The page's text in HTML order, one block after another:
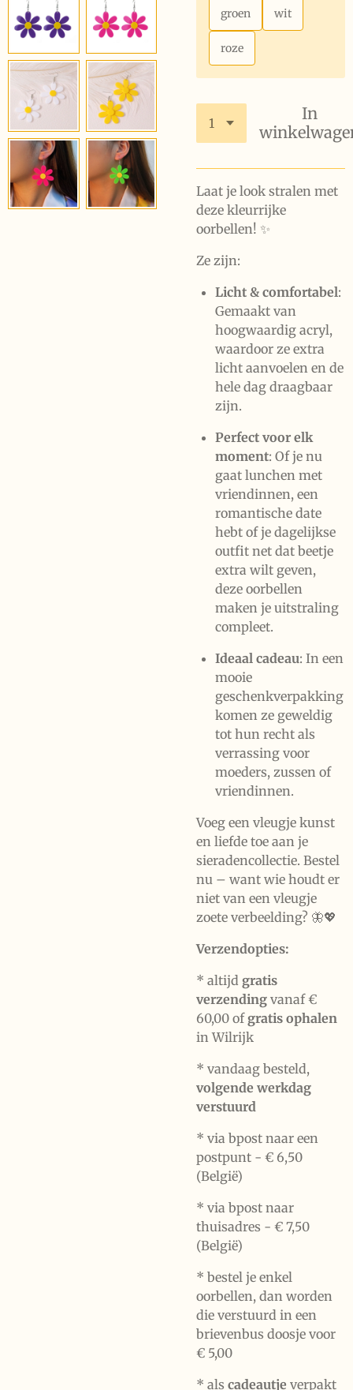
groen wit
roze
In
Laat je look stralen met
deze kleurrijke
oorbellen! ✨
Ze zijn:
Licht & comfortabel:
Gemaakt van
hoogwaardig acryl,
waardoor ze extra
licht aanvoelen en de
hele dag draagbaar
zijn.
Perfect voor elk
moment: Of je nu
gaat lunchen met
vriendinnen, een
romantische date
hebt of je dagelijkse
outfit net dat beetje
extra wilt geven,
deze oorbellen
maken je uitstraling
compleet.
Ideaal cadeau: In een
mooie
geschenkverpakking
komen ze geweldig
tot hun recht als
verrassing voor
moeders, zussen of
vriendinnen.
Voeg een vleugje kunst
en liefde toe aan je
sieradencollectie. Bestel
nu – want wie houdt er
niet van een vleugje
zoete verbeelding? 🦋💖
Verzendopties:
* altijd gratis
verzending vanaf €
60,00 ofgratis ophalen
in Wilrijk
* vandaag besteld,
volgende werkdag
verstuurd
* via bpost naar een
postpunt - € 6,50
(België)
* via bpost naar
thuisadres - € 7,50
(België)
* bestel je enkel
oorbellen, dan worden
die verstuurd in een
brievenbus doosje voor
€ 5,00
* als cadeautje verpakt